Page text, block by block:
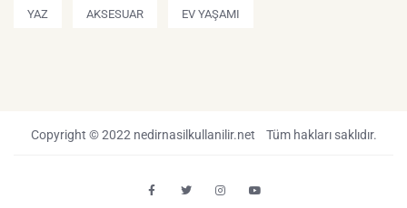
YAZ AKSESUAR EV YAŞAMI
Copyright © 2022 nedirnasilkullanilir.net Tüm hakları saklıdır.